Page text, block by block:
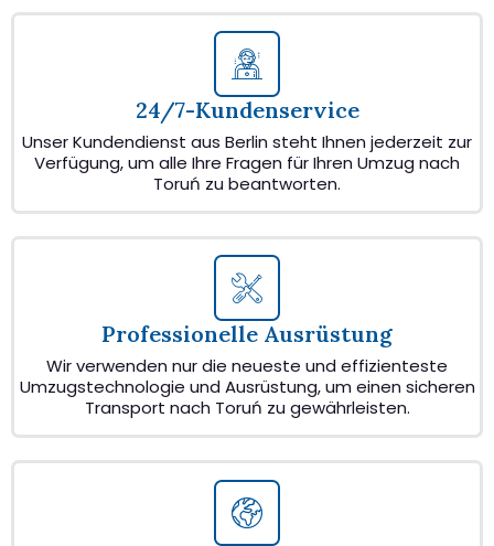
24/7-Kundenservice
Unser Kundendienst aus Berlin steht Ihnen jederzeit zur
Verfügung, um alle Ihre Fragen für Ihren Umzug nach
Toruń zu beantworten.
Professionelle Ausrüstung
Wir verwenden nur die neueste und effizienteste
Umzugstechnologie und Ausrüstung, um einen sicheren
Transport nach Toruń zu gewährleisten.